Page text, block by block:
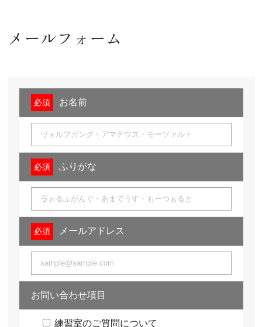
メールフォーム
お名前
ふりがな
メールアドレス
お問い合わせ項目
練習室のご質問について